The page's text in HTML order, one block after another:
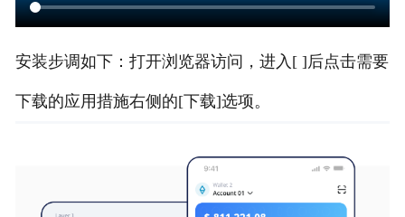
im质押
安装步调如下：打开浏览器访问，进入[ ]后点击需要
下载的应用措施右侧的[下载]选项。